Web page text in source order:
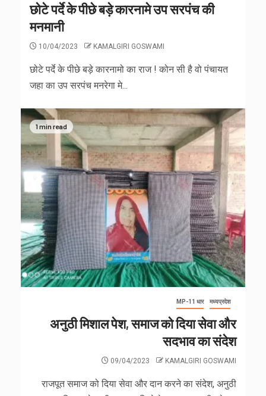
छोटे पर्दे के पीछे बड़े कारनामे उप सरपंच की
मनमानी
10/04/2023 KAMALGIRI GOSWAMI
छोटे पर्दे के पीछे बड़े कारनामो का राज ! कोन सी है वो पंचायत
जहा का उप सरपंच मनरेगा मे...
1 min read
MP-11 धार मध्यप्रदेश
अनुठी मिशाल पेश, समाज को दिया सेवा और
सदभाव का संदेश
09/04/2023 KAMALGIRI GOSWAMI
राजपूत समाज को दिया सेवा और दान करने का संदेश, अनुठी